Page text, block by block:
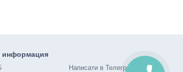
информация
Написати в Телеграм